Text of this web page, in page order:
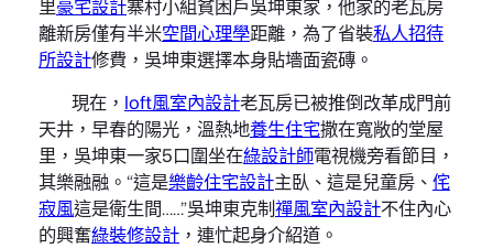
里豪宅設計寨村小組貧困戶吳坤東家，他家的老瓦房
離新房僅有半米空間心理學距離，為了省裝私人招待
所設計修費，吳坤東選擇本身貼墻面瓷磚。
現在， loft風室內設計老瓦房已被推倒改革成門前
天井，早春的陽光，溫熱地養生住宅撒在寬敞的堂屋
里，吳坤東一家5口圍坐在綠設計師電視機旁看節目，
其樂融融。“這是樂齡住宅設計主臥、這是兒童房、 侘
寂風這是衛生間……”吳坤東克制禪風室內設計不住內心
的興奮綠裝修設計 ，連忙起身介紹道。